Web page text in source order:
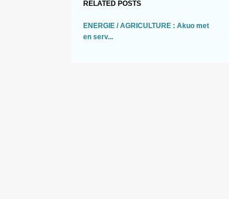
RELATED POSTS
ENERGIE / AGRICULTURE : Akuo met
en serv...